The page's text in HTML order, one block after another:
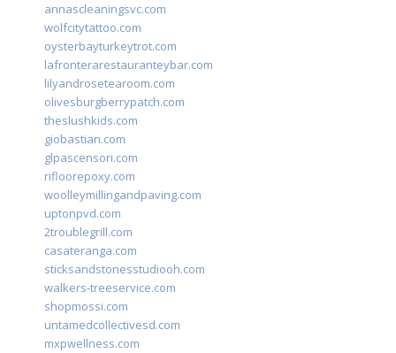
annascleaningsvc.com
wolfcitytattoo.com
oysterbayturkeytrot.com
lafronterarestauranteybar.com
lilyandrosetearoom.com
olivesburgberrypatch.com
theslushkids.com
giobastian.com
glpascensori.com
rifloorepoxy.com
woolleymillingandpaving.com
uptonpvd.com
2troublegrill.com
casateranga.com
sticksandstonesstudiooh.com
walkers-treeservice.com
shopmossi.com
untamedcollectivesd.com
mxpwellness.com